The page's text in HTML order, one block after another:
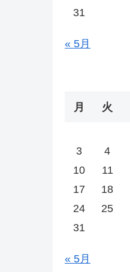
31
« 5月
月 火
3
4
10
11
17
18
24
25
31
« 5月